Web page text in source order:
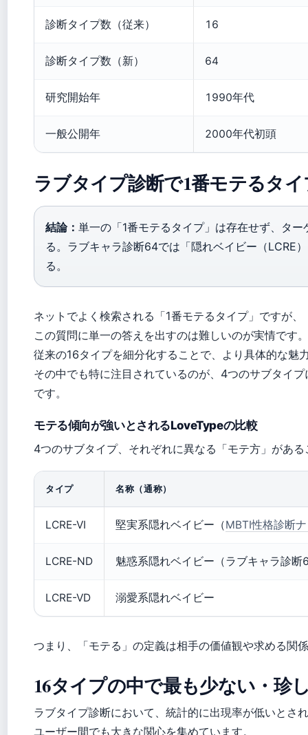
診断タイプ数（従来） 16
診断タイプ数（新） 64
研究開始年 1990年代
一般公開年 2000年代初頭
ラブタイプ診断で1番モテるタ
結論： 単一の「1番モテるタイプ」は存在せず、タ
る。ラブキャラ診断64では「隠れベイビー（LCRE
る。
ネットでよく検索される「1番モテるタイプ」ですが、
この質問に単一の答えを出すのは難しいのが実情です
従来の16タイプを細分化することで、より具体的な魅
その中でも特に注目されているのが、4つのサブタイ
です。
モテる傾向が強いとされるLoveTypeの比較
4つのサブタイプ、それぞれに異なる「モテ方」があ
タイプ 名称（通称）
LCRE-VI 堅実系隠れベイビー（MBTI性格診断
LCRE-ND 魅惑系隠れベイビー（ラブキャラ診断
LCRE-VD 溺愛系隠れベイビー
つまり、「モテる」の定義は相手の価値観や求める関
16タイプの中で最も少ない・珍
ラブタイプ診断において、統計的に出現率が低いとさ
ユーザー間でも大きな関心を集めています。